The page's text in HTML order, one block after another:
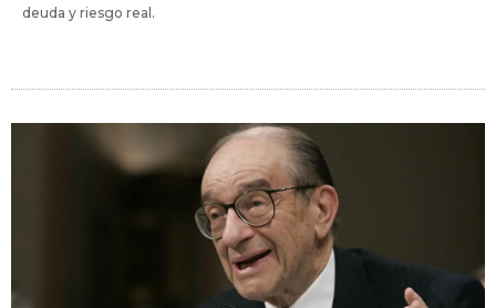
deuda y riesgo real.